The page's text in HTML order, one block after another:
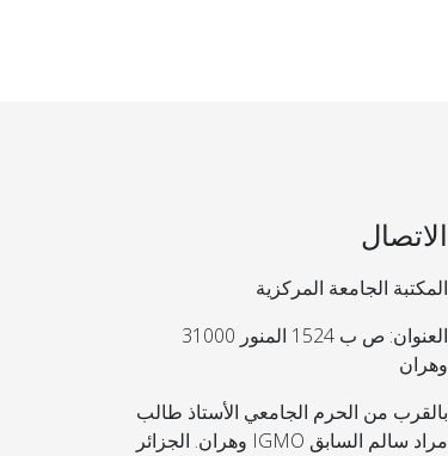
الاتصال
المكتبة الجامعة المركزية
العنوان: ص ب 1524 المنور 31000
وهران
بالقرب من الحرم الجامعي الأستاذ طالب
مراد سالم السابق IGMO وهران. الجزائر